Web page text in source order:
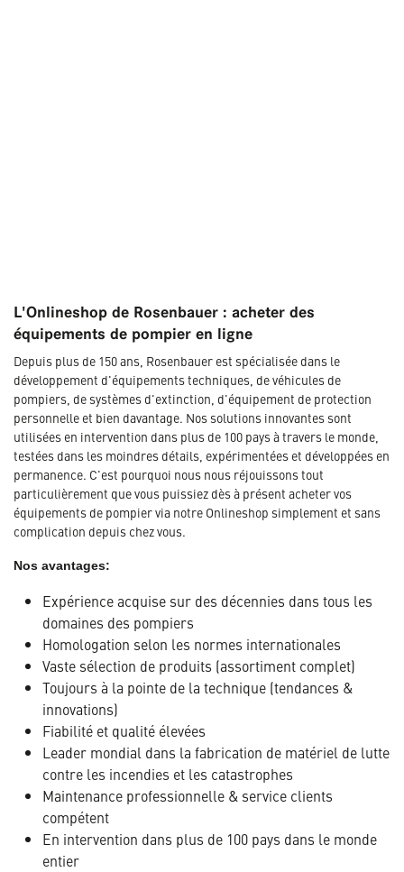
L'Onlineshop de Rosenbauer : acheter des
équipements de pompier en ligne
Depuis plus de 150 ans, Rosenbauer est spécialisée dans le
développement d'équipements techniques, de véhicules de
pompiers, de systèmes d'extinction, d'équipement de protection
personnelle et bien davantage. Nos solutions innovantes sont
utilisées en intervention dans plus de 100 pays à travers le monde,
testées dans les moindres détails, expérimentées et développées en
permanence. C'est pourquoi nous nous réjouissons tout
particulièrement que vous puissiez dès à présent acheter vos
équipements de pompier via notre Onlineshop simplement et sans
complication depuis chez vous.
Nos avantages:
Expérience acquise sur des décennies dans tous les
domaines des pompiers
Homologation selon les normes internationales
Vaste sélection de produits (assortiment complet)
Toujours à la pointe de la technique (tendances &
innovations)
Fiabilité et qualité élevées
Leader mondial dans la fabrication de matériel de lutte
contre les incendies et les catastrophes
Maintenance professionnelle & service clients
compétent
En intervention dans plus de 100 pays dans le monde
entier